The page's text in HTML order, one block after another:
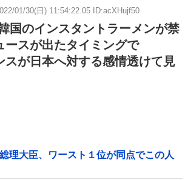
01/30(日) 11:54:22.05 ID:acXHujf50
国のインスタントラーメンが禁
ースが出たタイミングで
スが日本へ対する感情透けて見
理大臣、ワースト１位が同点でこの人